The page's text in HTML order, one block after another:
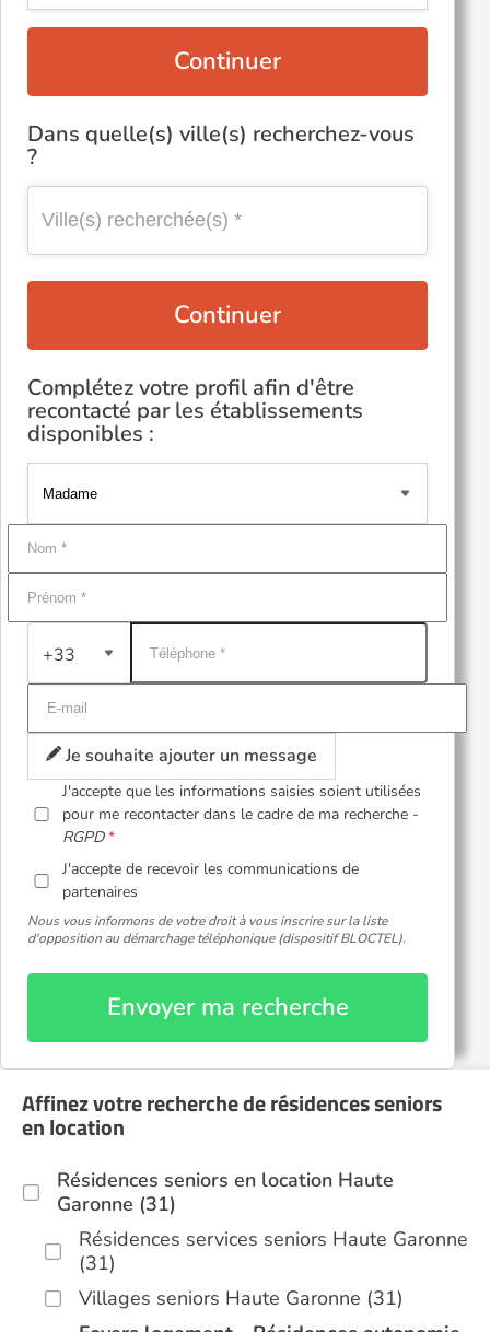
Continuer
Dans quelle(s) ville(s) recherchez-vous
?
Continuer
Complétez votre profil afin d'être
recontacté par les établissements
disponibles :
+33
Je souhaite ajouter un message
J'accepte que les informations saisies soient utilisées
pour me recontacter dans le cadre de ma recherche -
RGPD
J'accepte de recevoir les communications de
partenaires
Nous vous informons de votre droit à vous inscrire sur la liste
d'opposition au démarchage téléphonique (dispositif BLOCTEL).
Envoyer ma recherche
Affinez votre recherche de résidences seniors
en location
Résidences seniors en location Haute
Garonne (31)
Résidences services seniors Haute Garonne
(31)
Villages seniors Haute Garonne (31)